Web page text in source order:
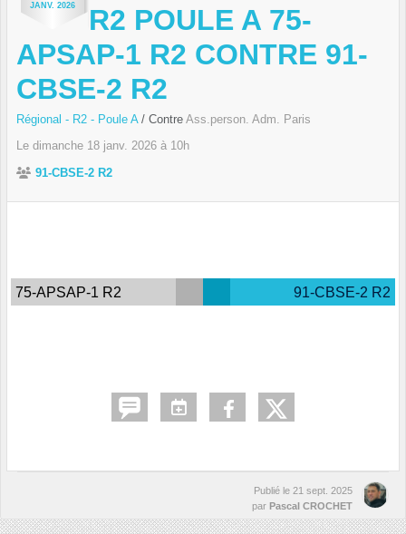
JANV. 2026
R2 POULE A 75-
APSAP-1 R2 CONTRE 91-
CBSE-2 R2
Régional - R2 - Poule A / Contre Ass.person. Adm. Paris
Le dimanche 18 janv. 2026 à 10h
91-CBSE-2 R2
75-APSAP-1 R2 91-CBSE-2 R2
Publié le 21 sept. 2025
par Pascal CROCHET